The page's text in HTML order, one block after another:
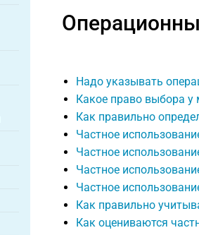
Надо указывать
Какое право выбора у
Как правильно
Частное
Частное
Частное
Частное
Как правильно
Как оцениваются